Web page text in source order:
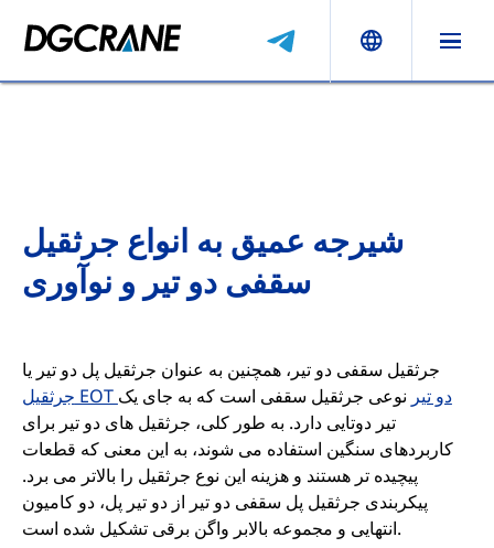
شیرجه عمیق به انواع جرثقیل
سقفی دو تیر و نوآوری
جرثقیل سقفی دو تیر، همچنین به عنوان جرثقیل پل دو تیر یا
جرثقیل EOT دو تیر نوعی جرثقیل سقفی است که به جای یک
تیر دوتایی دارد. به طور کلی، جرثقیل های دو تیر برای
کاربردهای سنگین استفاده می شوند، به این معنی که قطعات
پیچیده تر هستند و هزینه این نوع جرثقیل را بالاتر می برد.
پیکربندی جرثقیل پل سقفی دو تیر از دو تیر پل، دو کامیون
انتهایی و مجموعه بالابر واگن برقی تشکیل شده است.